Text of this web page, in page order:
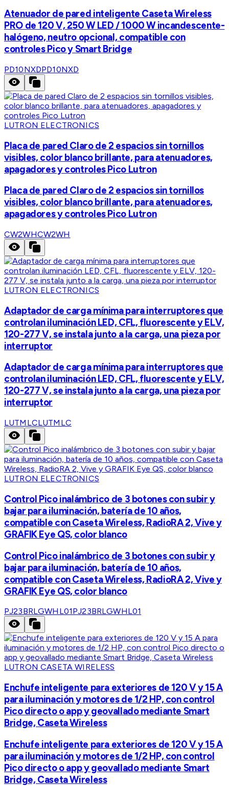
Atenuador de pared inteligente Caseta Wireless
PRO de 120 V, 250 W LED / 1000 W incandescente-
halógeno, neutro opcional, compatible con
controles Pico y Smart Bridge
PD10NXDPD10NXD
LUTRON ELECTRONICS
Placa de pared Claro de 2 espacios sin tornillos
visibles, color blanco brillante, para atenuadores,
apagadores y controles Pico Lutron
Placa de pared Claro de 2 espacios sin tornillos
visibles, color blanco brillante, para atenuadores,
apagadores y controles Pico Lutron
CW2WHCW2WH
LUTRON ELECTRONICS
Adaptador de carga mínima para interruptores que
controlan iluminación LED, CFL, fluorescente y ELV,
120-277 V, se instala junto a la carga, una pieza por
interruptor
Adaptador de carga mínima para interruptores que
controlan iluminación LED, CFL, fluorescente y ELV,
120-277 V, se instala junto a la carga, una pieza por
interruptor
LUTMLCLUTMLC
LUTRON ELECTRONICS
Control Pico inalámbrico de 3 botones con subir y
bajar para iluminación, batería de 10 años,
compatible con Caseta Wireless, RadioRA 2, Vive y
GRAFIK Eye QS, color blanco
Control Pico inalámbrico de 3 botones con subir y
bajar para iluminación, batería de 10 años,
compatible con Caseta Wireless, RadioRA 2, Vive y
GRAFIK Eye QS, color blanco
PJ23BRLGWHL01PJ23BRLGWHL01
LUTRON CASETA WIRELESS
Enchufe inteligente para exteriores de 120 V y 15 A
para iluminación y motores de 1/2 HP, con control
Pico directo o app y geovallado mediante Smart
Bridge, Caseta Wireless
Enchufe inteligente para exteriores de 120 V y 15 A
para iluminación y motores de 1/2 HP, con control
Pico directo o app y geovallado mediante Smart
Bridge, Caseta Wireless